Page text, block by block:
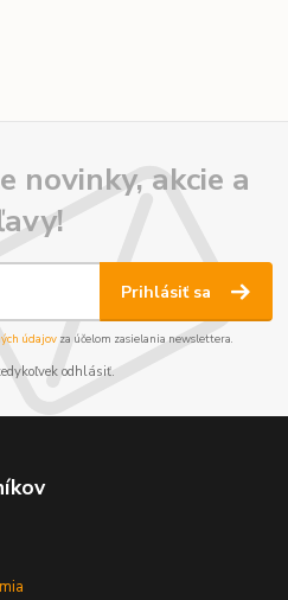
novinky, akcie a
Prihlásiť sa
údajov za účelom zasielania newslettera.
odhlásiť.